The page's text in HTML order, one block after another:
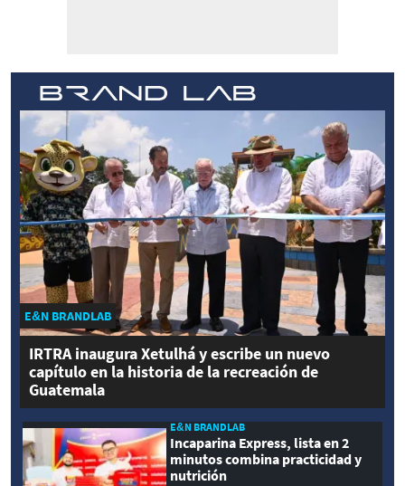
E&N BRANDLAB
IRTRA inaugura Xetulhá y escribe un nuevo
capítulo en la historia de la recreación de
Guatemala
E&N BRANDLAB
Incaparina Express, lista en 2
minutos combina practicidad y
nutrición